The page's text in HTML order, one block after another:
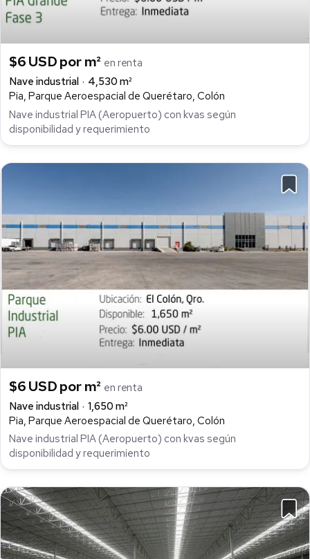
$6 USD por m² en renta
Nave industrial
4,530 m²
Pia, Parque Aeroespacial de Querétaro, Colón
Nave industrial PIA (Aeropuerto) con kvas según
disponibilidad y requerimiento
$6 USD por m² en renta
Nave industrial
1,650 m²
Pia, Parque Aeroespacial de Querétaro, Colón
Nave industrial PIA (Aeropuerto) con kvas según
disponibilidad y requerimiento